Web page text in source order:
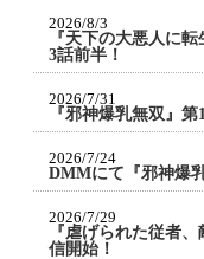
2026/8/3
『天下の大悪人に
3話前半！
2026/7/31
『邪神爆乳無双』第
2026/7/24
DMMにて『邪神爆
2026/7/29
『虐げられた従者
信開始！